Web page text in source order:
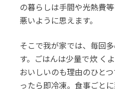
の暮らしは手間や光熱費
悪いように思えます。
そこで我が家では、毎回
す。ごはんは少量で炊 く
おいしいのも理由のひと
ったら即冷凍。食事ごと